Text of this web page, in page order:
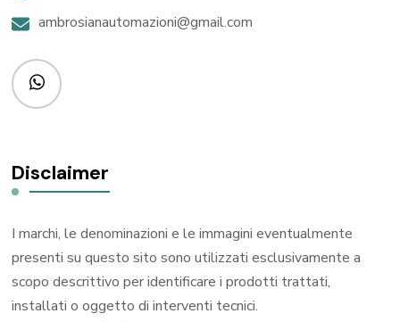
ambrosianautomazioni@gmail.com
Disclaimer
I marchi, le denominazioni e le immagini eventualmente
presenti su questo sito sono utilizzati esclusivamente a
scopo descrittivo per identificare i prodotti trattati,
installati o oggetto di interventi tecnici.